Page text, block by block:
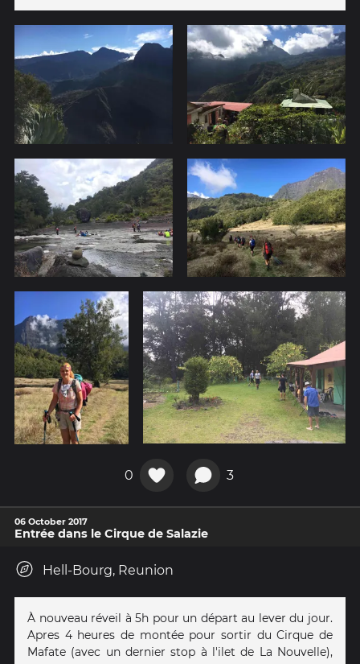
0 3
06 October 2017
Entrée dans le Cirque de Salazie
Hell-Bourg, Reunion
À nouveau réveil à 5h pour un départ au lever du jour.
Apres 4 heures de montée pour sortir du Cirque de
Mafate (avec un dernier stop à l'ilet de La Nouvelle),